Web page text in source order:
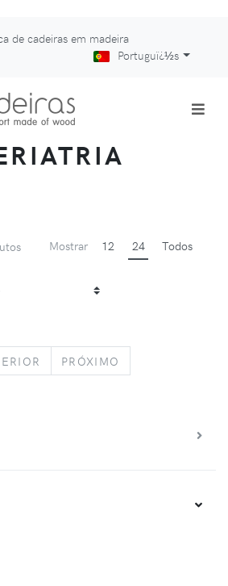
de cadeiras em madeira
Portuguï¿½s
Mostrar 12 24 Todos
PREVIOUS
PRÓXIMO